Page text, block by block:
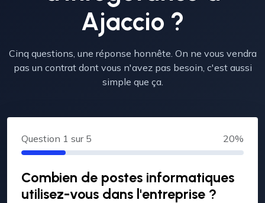
Ajaccio ?
Cinq questions, une réponse honnête. On ne vous vendra
pas un contrat dont vous n'avez pas besoin, c'est aussi
simple que ça.
Question 1 sur 5 20%
Combien de postes informatiques
utilisez-vous dans l'entreprise ?